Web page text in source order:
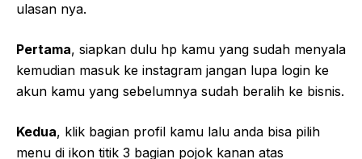
ulasan nya.
Pertama, siapkan dulu hp kamu yang sudah menyala
kemudian masuk ke instagram jangan lupa login ke
akun kamu yang sebelumnya sudah beralih ke bisnis.
Kedua, klik bagian profil kamu lalu anda bisa pilih
menu di ikon titik 3 bagian pojok kanan atas